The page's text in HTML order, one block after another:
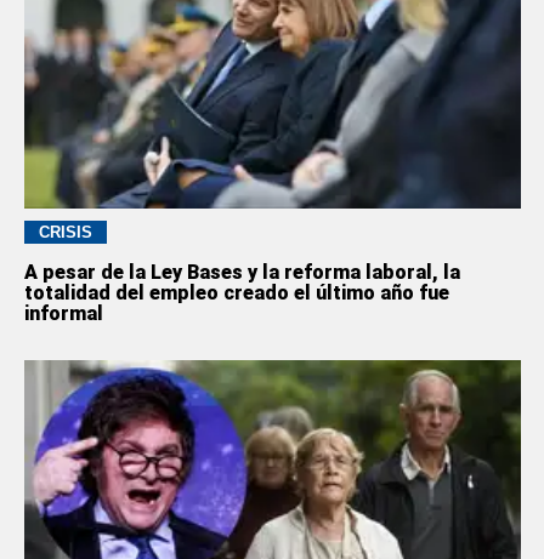
CRISIS
A pesar de la Ley Bases y la reforma laboral, la
totalidad del empleo creado el último año fue
informal